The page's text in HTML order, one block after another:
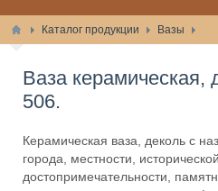
Каталог продукции Вазы
Ваза керамическая,
506.
Керамическая ваза, деколь с
города, местности,
достопримечательности,